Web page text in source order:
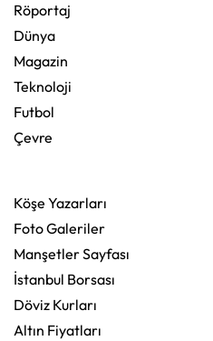
Röportaj
Dünya
Magazin
Teknoloji
Futbol
Çevre
Köşe Yazarları
Foto Galeriler
Manşetler Sayfası
İstanbul Borsası
Döviz Kurları
Altın Fiyatları